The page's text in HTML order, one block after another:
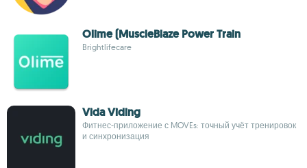
Olime (MuscleBlaze Power Train
Brightlifecare
Vida Viding
Фитнес-приложение с MOVEs: точный учёт тренировок
и синхронизация